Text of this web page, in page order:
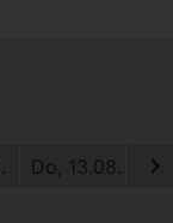
Do, 13.08.